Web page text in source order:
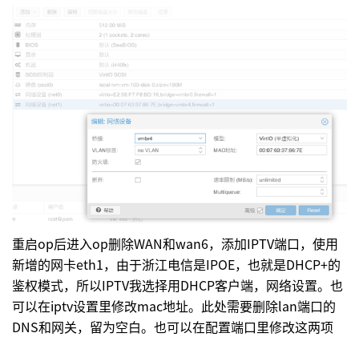
重启op后进入op删除WAN和wan6，添加IPTV端口，使用
新增的网卡eth1，由于浙江电信是IPOE，也就是DHCP+的
鉴权模式，所以IPTV我选择用DHCP客户端，网络设置。也
可以在iptv设置里修改mac地址。此处需要删除lan端口的
DNS和网关，留为空白。也可以在配置端口里修改这两项